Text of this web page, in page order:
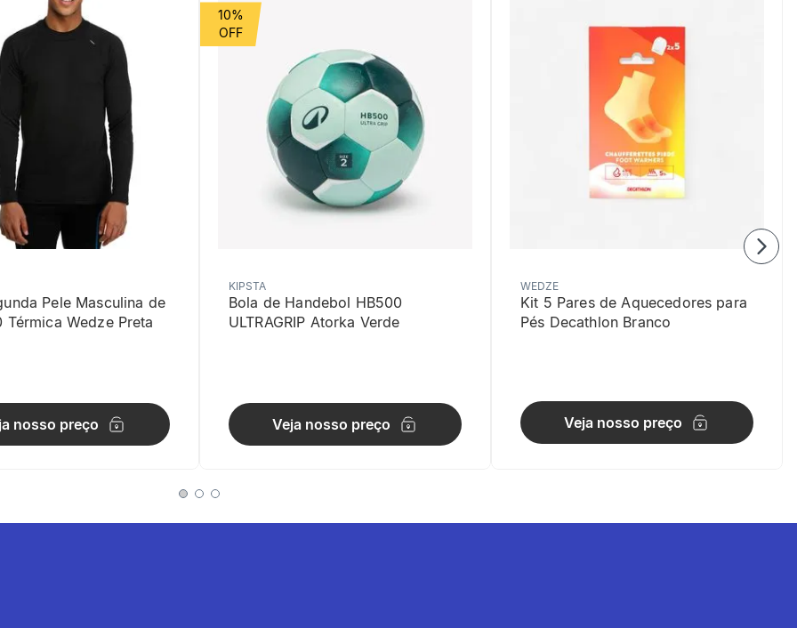
roxo, verde
(garfo, colher e faca) que se encaixam perfeitamente.
Pele Masculina de
Térmica Wedze Preta
nosso preço
KIPSTA
Bola de Handebol HB500
ULTRAGRIP Atorka Verde
10%
Veja nosso preço
WEDZE
Kit 5 Pares de Aquecedores para
Pés Decathlon Branco
Veja nosso preço